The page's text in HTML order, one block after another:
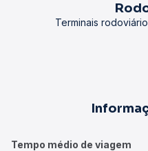
Terminais
Tempo médio de viagem